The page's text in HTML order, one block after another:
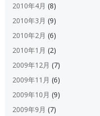
2010年4月 (8)
2010年3月 (9)
2010年2月 (6)
2010年1月 (2)
2009年12月 (7)
2009年11月 (6)
2009年10月 (9)
2009年9月 (7)